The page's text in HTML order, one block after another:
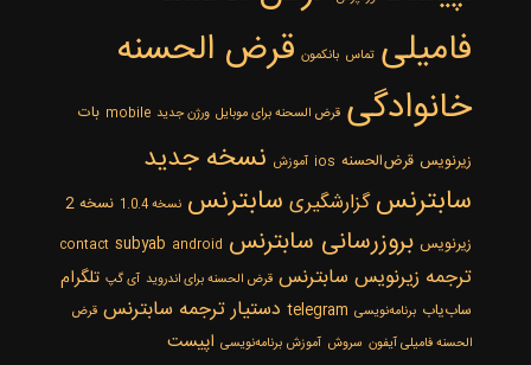
فامیلی تماس بانکمون قرض الحسنه
خانوادگی قرض السحنه برای موبایل ورژن جدید mobile بات
زیرنویس قرض‌الحسنه ios آموزش نسخه جدید
سابترنس گزارشگیری سابترنس نسخه 1.0.4
نسخه 2
زیرنویس بروزرسانی سابترنس contact subyab android
ترجمه زیرنویس سابترنس قرض الحسنه برای اندروید آی گپ تلگرام
ساب‌یاب برنامه‌نویسی telegram دستیار ترجمه سابترنس قرض
الحسنه فامیلی آیفون سروش آموزش برنامه‌نویسی اپیست